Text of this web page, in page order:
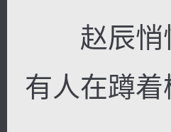
赵辰悄悄
有人在蹲着